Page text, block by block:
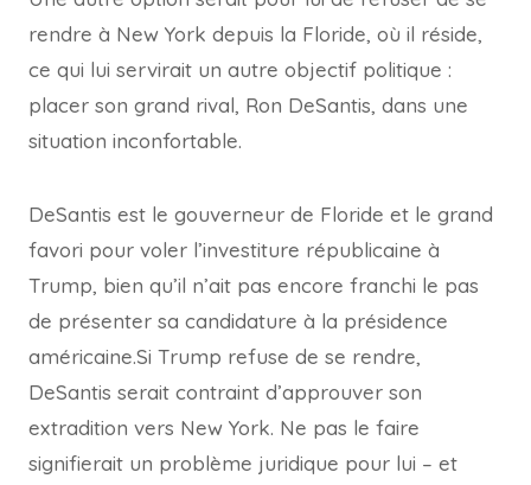
rendre à New York depuis la Floride, où il réside,
ce qui lui servirait un autre objectif politique :
placer son grand rival, Ron DeSantis, dans une
situation inconfortable.
DeSantis est le gouverneur de Floride et le grand
favori pour voler l’investiture républicaine à
Trump, bien qu’il n’ait pas encore franchi le pas
de présenter sa candidature à la présidence
américaine.Si Trump refuse de se rendre,
DeSantis serait contraint d’approuver son
extradition vers New York. Ne pas le faire
signifierait un problème juridique pour lui – et